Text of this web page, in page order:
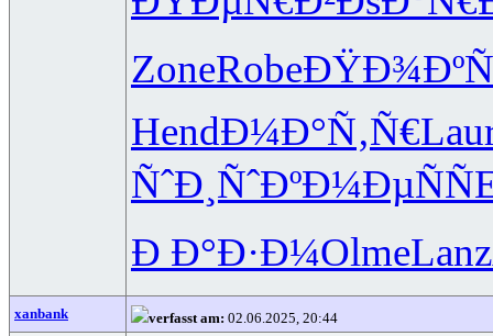
ZoneRobe
HendÐ¼Ð°Ñ‚Ñ€
ÑˆÐ¸ÑˆÐºÐ¼ÐµÑÑ
Ð Ð°Ð·Ð¼OlmeLanz
xanbank verfasst am: 02.06.2025, 20:44